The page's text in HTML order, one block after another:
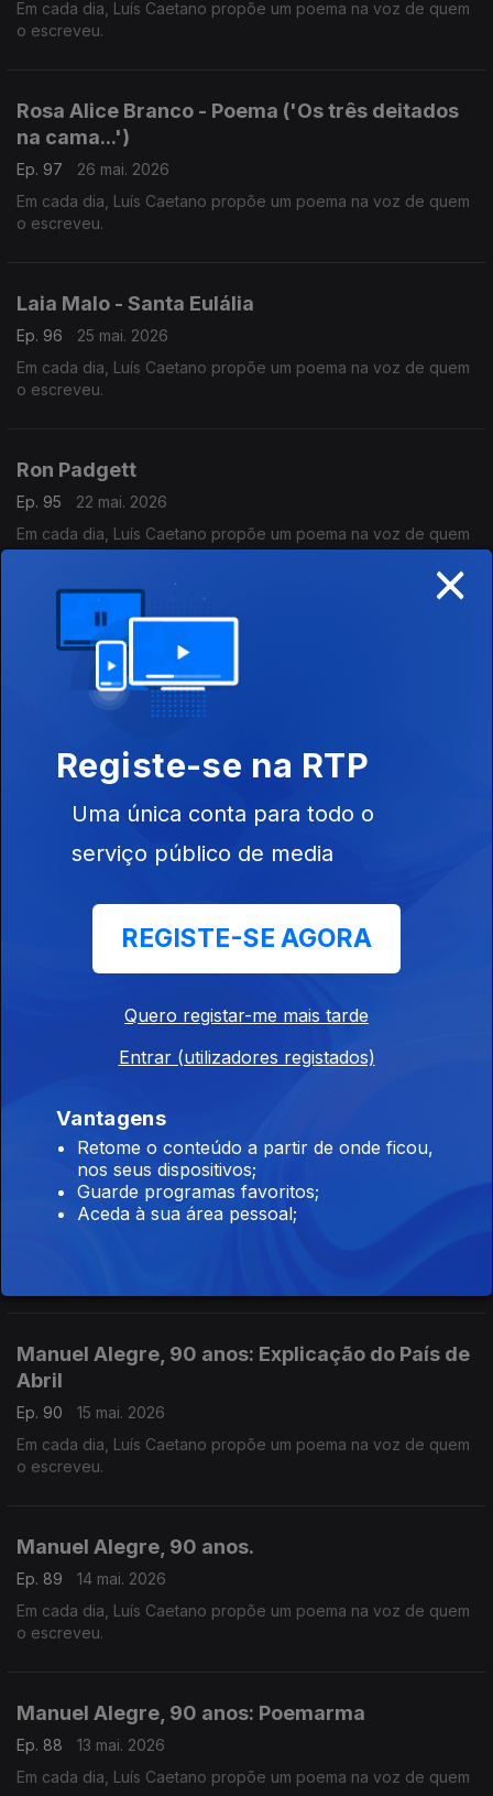
Em cada dia, Luís Caetano propõe um poema na voz de quem
o escreveu.
Rosa Alice Branco - Poema ('Os três deitados
na cama...')
Ep. 97
26 mai. 2026
Em cada dia, Luís Caetano propõe um poema na voz de quem
o escreveu.
Laia Malo - Santa Eulália
Ep. 96
25 mai. 2026
Em cada dia, Luís Caetano propõe um poema na voz de quem
o escreveu.
Ron Padgett
Ep. 95
22 mai. 2026
Em cada dia, Luís Caetano propõe um poema na voz de quem
o escreveu.
Inês Fonseca Santos
21 mai. 2026
Em cada dia, Luís Caetano propõe um poema na voz de quem
Lídia Jorge
Em cada dia, Luís Caetano propõe um poema na voz de quem
João Lopes - Adereços e guarda-roupa
19 mai. 2026
Em cada dia, Luís Caetano propõe um poema na voz de quem
José Gardeazabal - Penélope Está de Partida
(Excerto)
18 mai. 2026
Manuel Alegre, 90 anos: Explicação do País de
Abril
Ep. 90
15 mai. 2026
Em cada dia, Luís Caetano propõe um poema na voz de quem
o escreveu.
Manuel Alegre, 90 anos.
Ep. 89
14 mai. 2026
Em cada dia, Luís Caetano propõe um poema na voz de quem
o escreveu.
Manuel Alegre, 90 anos: Poemarma
Ep. 88
13 mai. 2026
Em cada dia, Luís Caetano propõe um poema na voz de quem
×
Registe-se na RTP
Uma única conta para todo o
serviço público de media
REGISTE-SE AGORA
Quero registar-me mais tarde
Entrar (utilizadores registados)
Vantagens
Retome o conteúdo a partir de onde ficou,
nos seus dispositivos;
Guarde programas favoritos;
Aceda à sua área pessoal;